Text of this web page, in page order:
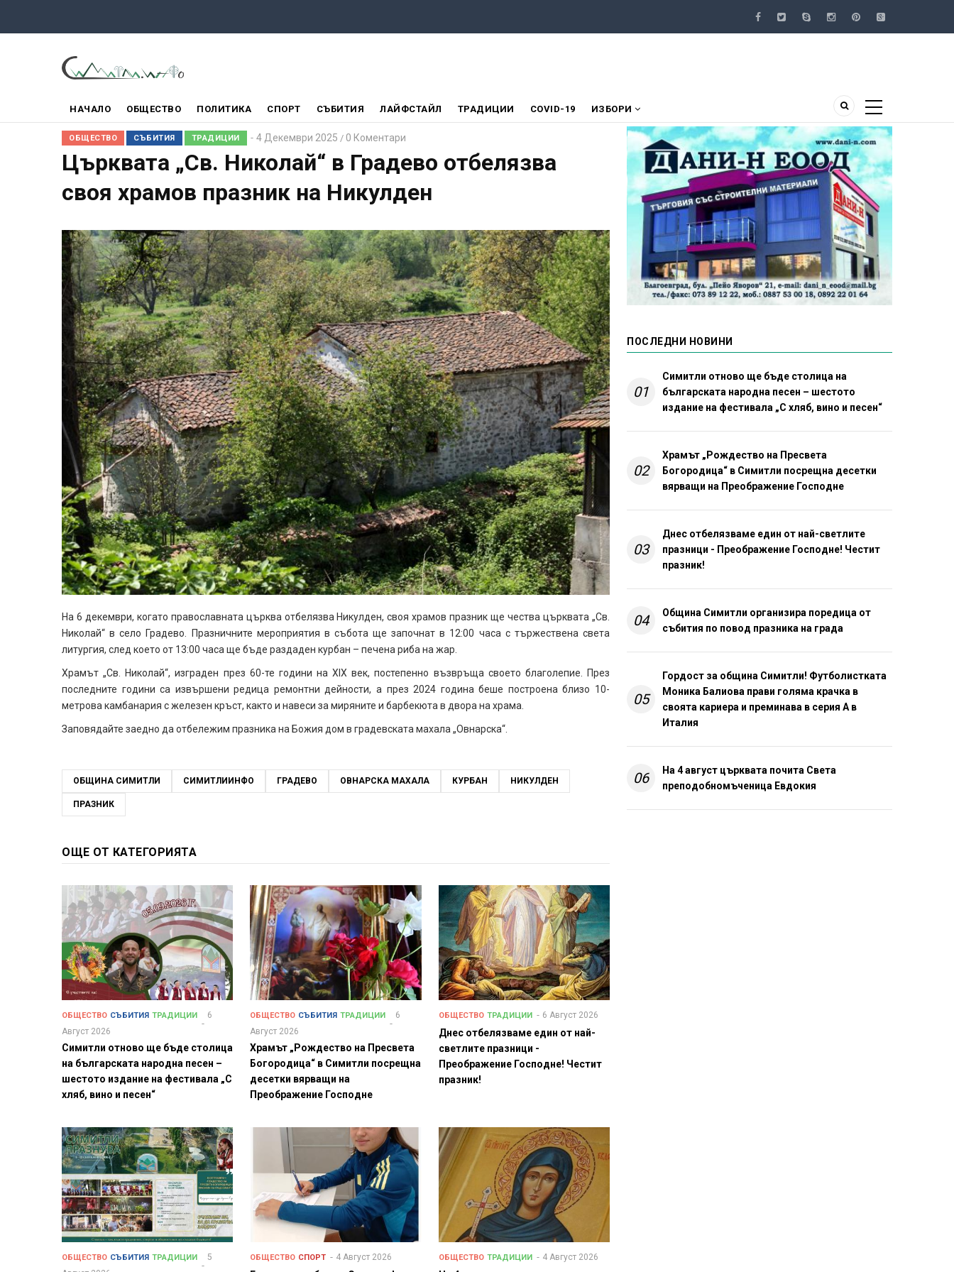
МЕНЮ
НАЧАЛО ОБЩЕСТВО ПОЛИТИКА СПОРТ СЪБИТИЯ ЛАЙФСТАЙЛ ТРАДИЦИИ COVID-19 ИЗБОРИ
ОБЩЕСТВО СЪБИТИЯ ТРАДИЦИИ 4 Декември 2025 / 0 Коментари
Църквата „Св. Николай“ в Градево отбелязва
своя храмов празник на Никулден
На 6 декември, когато православната църква отбелязва Никулден, своя храмов празник ще чества църквата „Св.
Николай“ в село Градево. Празничните мероприятия в събота ще започнат в 12:00 часа с тържествена света
литургия, след което от 13:00 часа ще бъде раздаден курбан – печена риба на жар.
Храмът „Св. Николай“, изграден през 60-те години на XIX век, постепенно възвръща своето благолепие. През
последните години са извършени редица ремонтни дейности, а през 2024 година беше построена близо 10-
метрова камбанария с железен кръст, както и навеси за миряните и барбекюта в двора на храма.
Заповядайте заедно да отбележим празника на Божия дом в градевската махала „Овнарска“.
ОБЩИНА СИМИТЛИ СИМИТЛИИНФО ГРАДЕВО ОВНАРСКА МАХАЛА КУРБАН НИКУЛДЕН
ПРАЗНИК
ОЩЕ ОТ КАТЕГОРИЯТА
ОБЩЕСТВО СЪБИТИЯ ТРАДИЦИИ
6
Август 2026
Симитли отново ще бъде столица
на българската народна песен –
шестото издание на фестивала „С
хляб, вино и песен“
ОБЩЕСТВО СЪБИТИЯ ТРАДИЦИИ
6
Август 2026
Храмът „Рождество на Пресвета
Богородица“ в Симитли посрещна
десетки вярващи на
Преображение Господне
ОБЩЕСТВО ТРАДИЦИИ 6 Август 2026
Днес отбелязваме един от най-
светлите празници -
Преображение Господне! Честит
празник!
ОБЩЕСТВО СЪБИТИЯ ТРАДИЦИИ
5
ОБЩЕСТВО СПОРТ 4 Август 2026 ОБЩЕСТВО ТРАДИЦИИ 4 Август 2026
ПОСЛЕДНИ НОВИНИ
01
Симитли отново ще бъде столица на
българската народна песен – шестото
издание на фестивала „С хляб, вино и песен“
02
Храмът „Рождество на Пресвета
Богородица“ в Симитли посрещна десетки
вярващи на Преображение Господне
03
Днес отбелязваме един от най-светлите
празници - Преображение Господне! Честит
празник!
04
Община Симитли организира поредица от
събития по повод празника на града
05
Гордост за община Симитли! Футболистката
Моника Балиова прави голяма крачка в
своята кариера и преминава в серия А в
Италия
06
На 4 август църквата почита Света
преподобномъченица Евдокия